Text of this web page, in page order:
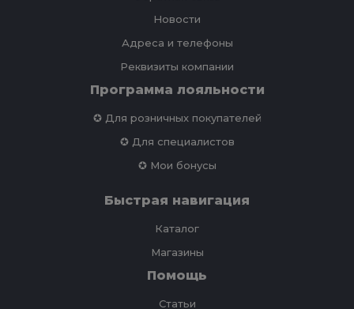
Новости
Адреса и телефоны
Реквизиты компании
Программа лояльности
✪ Для розничных покупателей
✪ Для специалистов
✪ Мои бонусы
Быстрая навигация
Каталог
Магазины
Помощь
Статьи